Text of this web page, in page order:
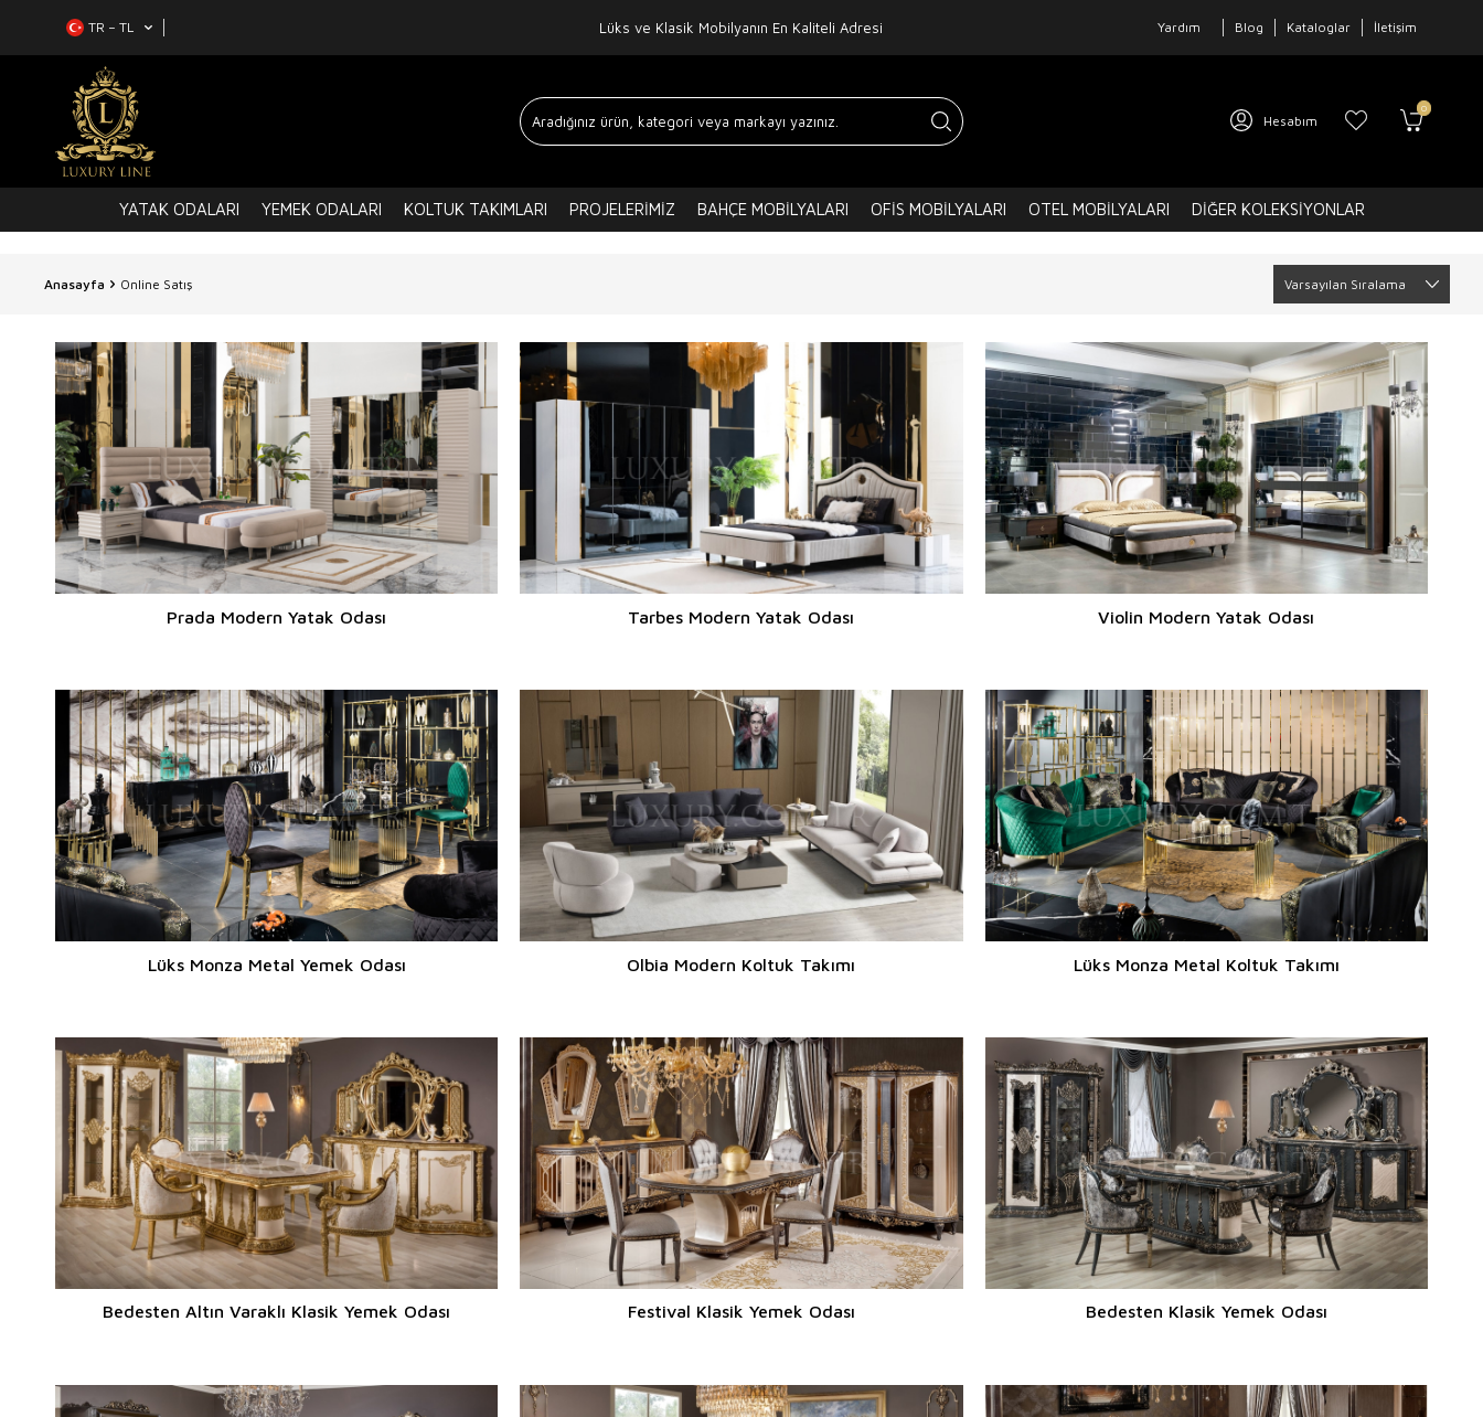
TR − TL Lüks ve Klasik Mobilyanın En Kaliteli Adresi Yardım Blog Kataloglar İletişim
Hesabım
0
YATAK ODALARI YEMEK ODALARI KOLTUK TAKIMLARI PROJELERIMIZ BAHÇE MOBILYALARI OFIS MOBILYALARI OTEL MOBILYALARI DIĞER KOLEKSIYONLAR
Anasayfa Online Satış
Prada Modern Yatak Odası Tarbes Modern Yatak Odası Violin Modern Yatak Odası
Lüks Monza Metal Yemek Odası Olbia Modern Koltuk Takımı Lüks Monza Metal Koltuk Takımı
Bedesten Altın Varaklı Klasik Yemek Odası Festival Klasik Yemek Odası Bedesten Klasik Yemek Odası